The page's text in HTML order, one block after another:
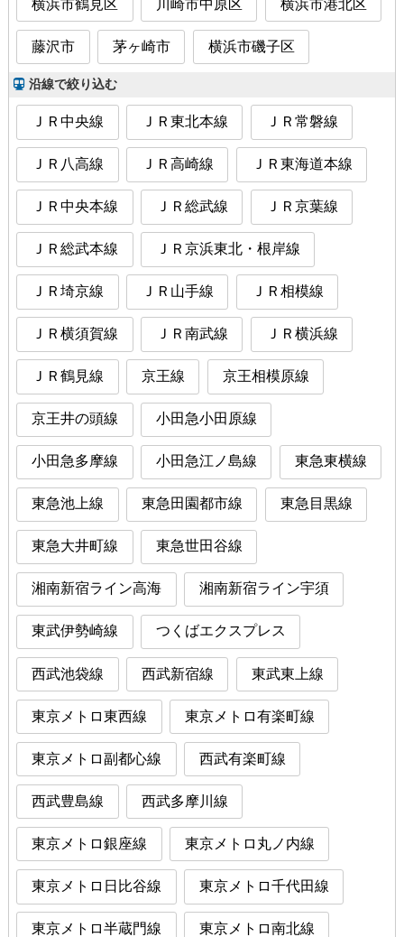
横浜市鶴見区 川崎市中原区 横浜市港北区
藤沢市 茅ヶ崎市 横浜市磯子区
沿線で絞り込む
ＪＲ中央線 ＪＲ東北本線 ＪＲ常磐線
ＪＲ八高線 ＪＲ高崎線 ＪＲ東海道本線
ＪＲ中央本線 ＪＲ総武線 ＪＲ京葉線
ＪＲ総武本線 ＪＲ京浜東北・根岸線
ＪＲ埼京線 ＪＲ山手線 ＪＲ相模線
ＪＲ横須賀線 ＪＲ南武線 ＪＲ横浜線
ＪＲ鶴見線 京王線 京王相模原線
京王井の頭線 小田急小田原線
小田急多摩線 小田急江ノ島線 東急東横線
東急池上線 東急田園都市線 東急目黒線
東急大井町線 東急世田谷線
湘南新宿ライン高海 湘南新宿ライン宇須
東武伊勢崎線 つくばエクスプレス
西武池袋線 西武新宿線 東武東上線
東京メトロ東西線 東京メトロ有楽町線
東京メトロ副都心線 西武有楽町線
西武豊島線 西武多摩川線
東京メトロ銀座線 東京メトロ丸ノ内線
東京メトロ日比谷線 東京メトロ千代田線
東京メトロ半蔵門線 東京メトロ南北線